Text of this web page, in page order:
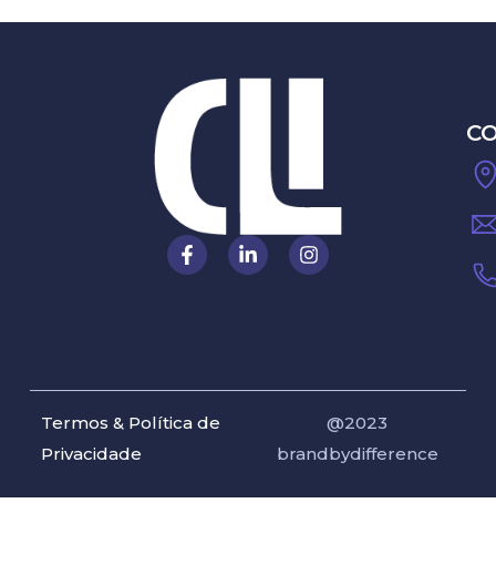
Termos & Política de
Privacidade
@2023
brandbydifference